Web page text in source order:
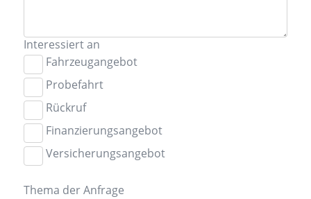
Interessiert an
Fahrzeugangebot
Probefahrt
Rückruf
Finanzierungsangebot
Versicherungsangebot
Thema der Anfrage